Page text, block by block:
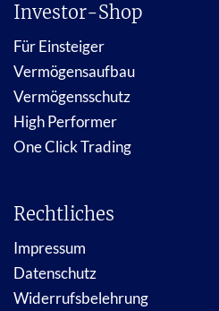
Investor-Shop
Für Einsteiger
Vermögensaufbau
Vermögensschutz
High Performer
One Click Trading
Rechtliches
Impressum
Datenschutz
Widerrufsbelehrung